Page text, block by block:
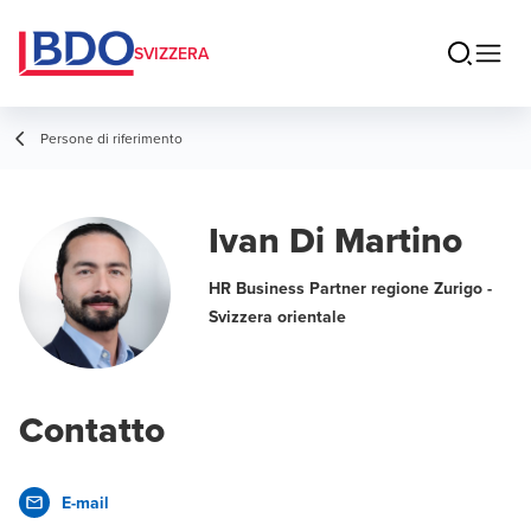
SVIZZERA
Persone di riferimento
Ivan Di Martino
HR Business Partner regione Zurigo -
Svizzera orientale
Contatto
E-mail